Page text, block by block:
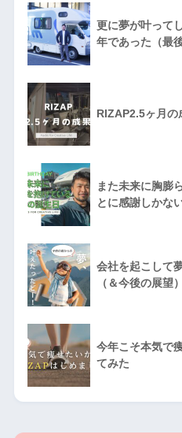
更に夢が叶って
年であった（最
RIZAP2.5ヶ月の
また未来に胸膨
とに感謝しかな
会社を起こして
（＆今後の展望）
今年こそ本気で
てみた